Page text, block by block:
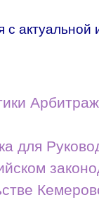
с
для